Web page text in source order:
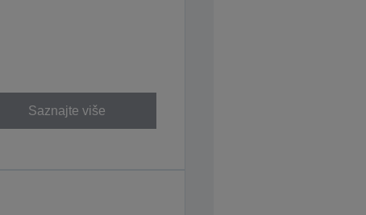
Saznajte više